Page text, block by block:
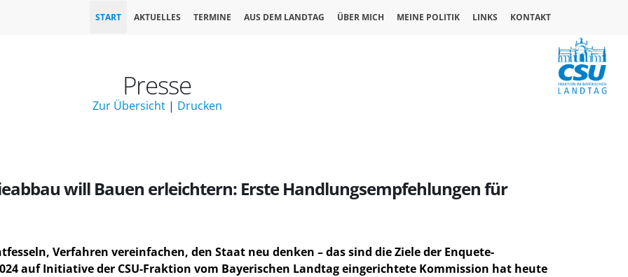
START AKTUELLES TERMINE AUS DEM LANDTAG ÜBER MICH MEINE POLITIK LINKS KONTAKT
Presse
Zur Übersicht| Drucken
will Bauen erleichtern: Erste Handlungsempfehlungen für
Verfahren vereinfachen, den Staat neu denken – das sind die Ziele der Enquete-
auf Initiative der CSU-Fraktion vom Bayerischen Landtag eingerichtete Kommission hat heute